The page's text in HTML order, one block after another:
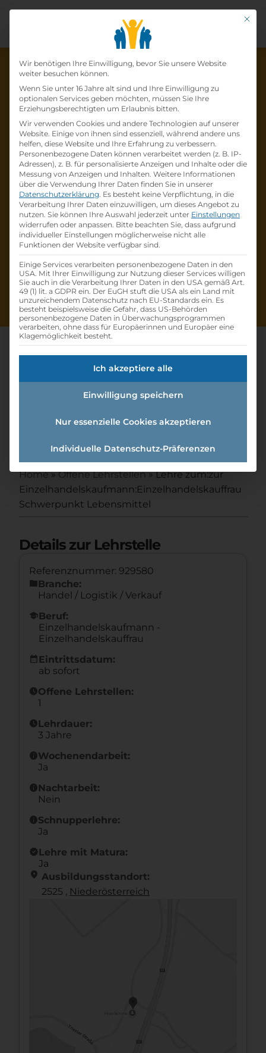
Die Lehrstelle wurde schon
besetzt!
Die LehrstelleLehre zum:zur
Einzelhandelskaufmann:Einzelhandelskauffr
au Schwerpunkt LebensmittelbeiBILLA AG
ist schonbesetzt.
Firmenprofil besuchen
Andere Lehrstelle suchen
Lehre Zum:zur
Einzelhandelskaufmann:einzel
handelskauffrau
Schwerpunkt Lebensmittel
Home»Offene Lehrstellen»Lehre zum:zur
Einzelhandelskaufmann:Einzelhandelskauffrau
Schwerpunkt Lebensmittel
Details zur Lehrstelle
Referenznummer: 929580
folderBranche:
Handel / Logistik / Verkauf
schoolBeruf:
Einzelhandelskaufmann -
Einzelhandelskauffrau
calendar_month Eintrittsdatum:
ab sofort
scheduleOffene Lehrstellen:
1
scheduleLehrdauer:
3 Jahre
infoWochenendarbeit:
Ja
infoNachtarbeit:
Nein
infoSchnupperlehre:
Ja
new_releasesLehre mit Matura:
Ja
location_on Ausbildungsstandort:
2525 , Nieder­österreich
Mit
Datenschutz-
Wir benötigen Ihre Einwilligung, bevor Sie unsere Website
weiter besuchen können.
Wenn Sie unter 16 Jahre alt sind und Ihre Einwilligung zu
optionalen Services geben möchten, müssen Sie Ihre
Erziehungsberechtigten um Erlaubnis bitten.
Wir verwenden Cookies und andere Technologien auf unserer
Website. Einige von ihnen sind essenziell, während andere uns
helfen, diese Website und Ihre Erfahrung zu verbessern.
Personenbezogene Daten können verarbeitet werden (z. B. IP-
Adressen), z. B. für personalisierte Anzeigen und Inhalte oder die
Messung von Anzeigen und Inhalten. Weitere Informationen
über die Verwendung Ihrer Daten finden Sie in unserer
Datenschutzerklärung. Es besteht keine Verpflichtung, in die
Verarbeitung Ihrer Daten einzuwilligen, um dieses Angebot zu
nutzen. Sie können Ihre Auswahl jederzeit unter Einstellungen
widerrufen oder anpassen. Bitte beachten Sie, dass aufgrund
individueller Einstellungen möglicherweise nicht alle
Funktionen der Website verfügbar sind.
Einige Services verarbeiten personenbezogene Daten in den
USA. Mit Ihrer Einwilligung zur Nutzung dieser Services willigen
Sie auch in die Verarbeitung Ihrer Daten in den USA gemäß Art.
49 (1) lit. a GDPR ein. Der EuGH stuft die USA als ein Land mit
unzureichendem Datenschutz nach EU-Standards ein. Es
besteht beispielsweise die Gefahr, dass US-Behörden
personenbezogene Daten in Überwachungsprogrammen
verarbeiten, ohne dass für Europäerinnen und Europäer eine
Klagemöglichkeit besteht.
Ich akzeptiere alle
Einwilligung speichern
Nur essenzielle Cookies akzeptieren
Individuelle Datenschutz-Präferenzen